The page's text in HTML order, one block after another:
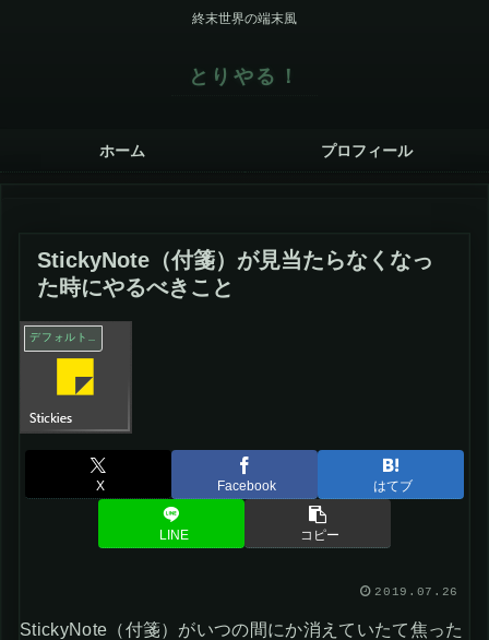
終末世界の端末風
とりやる！
ホーム プロフィール
StickyNote（付箋）が見当たらなくなっ
た時にやるべきこと
デフォルトアプリ関連
X Facebook はてブ
LINE コピー
2019.07.26
StickyNote（付箋）がいつの間にか消えていたて焦った